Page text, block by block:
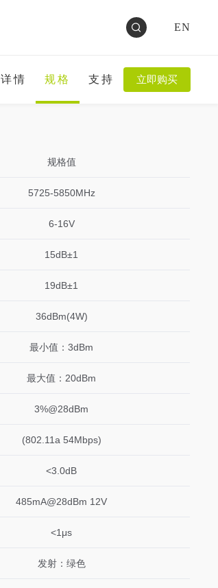
EN
详情 规格 支持 立即购买
规格值
5725-5850MHz
6-16V
15dB±1
19dB±1
36dBm(4W)
最小值：3dBm
最大值：20dBm
3%@28dBm
(802.11a 54Mbps)
<3.0dB
485mA@28dBm 12V
<1μs
发射：绿色